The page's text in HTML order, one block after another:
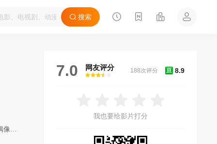
搜索
像
7.0 网友评分
很差
较差还行推荐力荐
豆 8.9
188次评分
我也要给影片打分